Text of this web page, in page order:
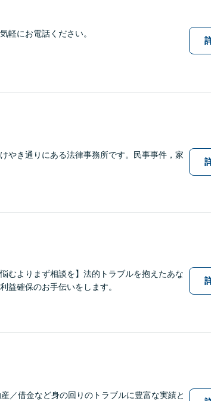
軽にお電話ください。
やき通りにある法律事務所です。民事事件，家
むよりまず相談を】法的トラブルを抱えたあな
益確保のお手伝いをします。
／借金など身の回りのトラブルに豊富な実績と